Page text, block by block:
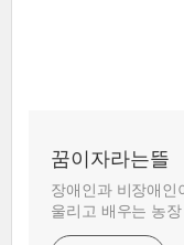
꿈이자라는뜰
장애인과 비장애인
울리고 배우는 농장